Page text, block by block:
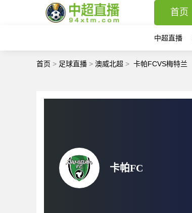
首页
中超直播
首页 > 足球直播 > 澳威北超 > 卡帕FCVS梅特兰
卡帕FC